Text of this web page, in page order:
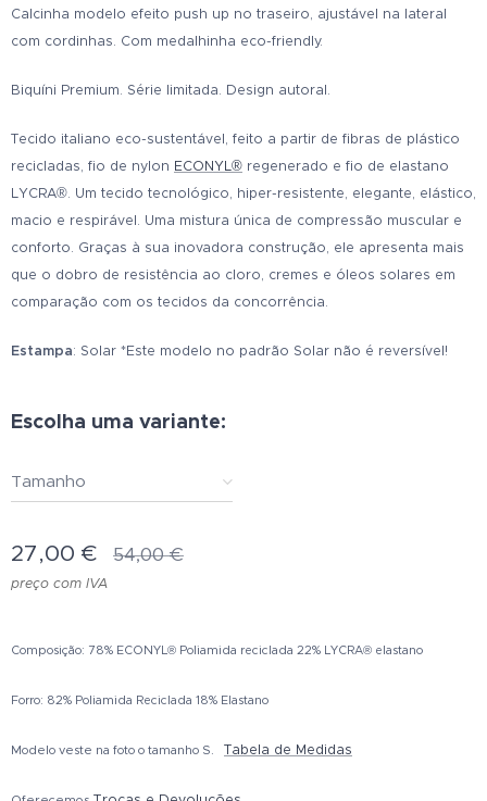
Calcinha modelo efeito push up no traseiro, ajustável na lateral
com cordinhas. Com medalhinha eco-friendly.
Biquíni Premium. Série limitada. Design autoral.
Tecido italiano eco-sustentável, feito a partir de fibras de plástico
recicladas, fio de nylon ECONYL® regenerado e fio de elastano
LYCRA®. Um tecido tecnológico, hiper-resistente, elegante, elástico,
macio e respirável. Uma mistura única de compressão muscular e
conforto. Graças à sua inovadora construção, ele apresenta mais
que o dobro de resistência ao cloro, cremes e óleos solares em
comparação com os tecidos da concorrência.
Estampa: Solar *Este modelo no padrão Solar não é reversível!
Escolha uma variante:
Tamanho
27,00 € 54,00€
preço com IVA
Composição: 78% ECONYL® Poliamida reciclada 22% LYCRA® elastano
Forro: 82% Poliamida Reciclada 18% Elastano
Modelo veste na foto o tamanho S. Tabela de Medidas